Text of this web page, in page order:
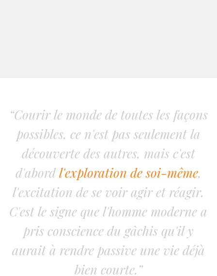
“Courir le monde de toutes les façons
possibles, ce n'est pas seulement la
découverte des autres, mais c'est
d'abord l'exploration de soi-même,
l'excitation de se voir agir et réagir.
C'est le signe que l'homme moderne a
pris conscience du gâchis qu'il y
aurait à rendre passive une vie déjà
bien courte.”